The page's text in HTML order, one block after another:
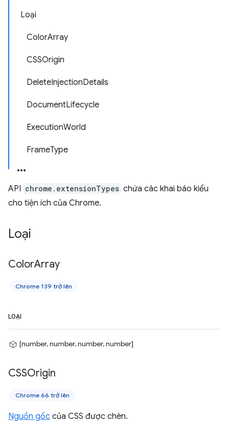
Loại
ColorArray
CSSOrigin
DeleteInjectionDetails
DocumentLifecycle
ExecutionWorld
FrameType
API chrome.extensionTypes chứa các khai báo kiểu
cho tiện ích của Chrome.
Loại
ColorArray
Chrome 139 trở lên
LOẠI
[number, number, number, number]
CSSOrigin
Chrome 66 trở lên
Nguồn gốc của CSS được chèn.